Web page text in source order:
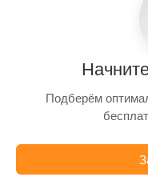
Подберём